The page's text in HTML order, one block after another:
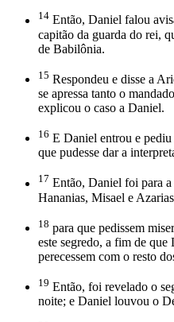
14 Então, Daniel falou
capitão da guarda do rei,
de Babilônia.
15 Respondeu e disse a
se apressa tanto o
explicou o caso a Daniel.
16 E Daniel entrou e pediu
que pudesse dar a
17 Então, Daniel foi para a
Hananias, Misael e
18 para que pedissem
este segredo, a fim de que
perecessem com o resto
19 Então, foi revelado o
noite; e Daniel louvou o